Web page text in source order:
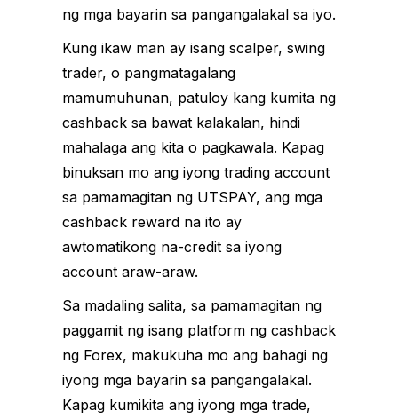
ng mga bayarin sa pangangalakal sa iyo.
Kung ikaw man ay isang scalper, swing
trader, o pangmatagalang
mamumuhunan, patuloy kang kumita ng
cashback sa bawat kalakalan, hindi
mahalaga ang kita o pagkawala. Kapag
binuksan mo ang iyong trading account
sa pamamagitan ng UTSPAY, ang mga
cashback reward na ito ay
awtomatikong na-credit sa iyong
account araw-araw.
Sa madaling salita, sa pamamagitan ng
paggamit ng isang platform ng cashback
ng Forex, makukuha mo ang bahagi ng
iyong mga bayarin sa pangangalakal.
Kapag kumikita ang iyong mga trade,